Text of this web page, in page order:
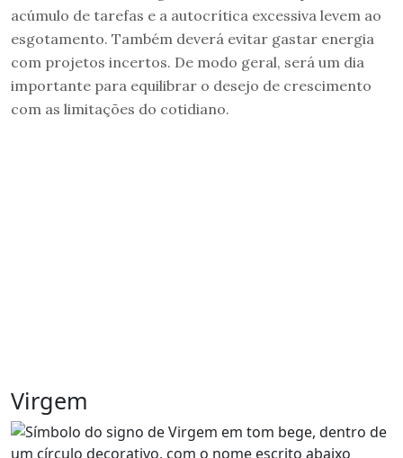
acúmulo de tarefas e a autocrítica excessiva levem ao
esgotamento. Também deverá evitar gastar energia
com projetos incertos. De modo geral, será um dia
importante para equilibrar o desejo de crescimento
com as limitações do cotidiano.
Virgem